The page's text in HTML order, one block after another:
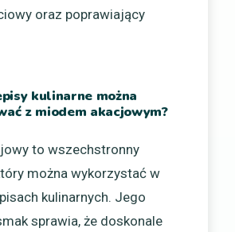
oraz poprawiający
kulinarne można
z miodem akacjowym?
to wszechstronny
można wykorzystać w
kulinarnych. Jego
sprawia, że doskonale